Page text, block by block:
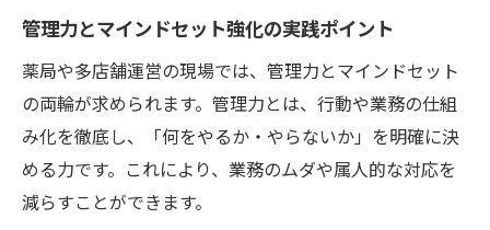
管理力とマインドセット強化の実践ポイント
薬局や多店舗運営の現場では、管理力とマインドセット
の両輪が求められます。管理力とは、行動や業務の仕組
み化を徹底し、「何をやるか・やらないか」を明確に決
める力です。これにより、業務のムダや属人的な対応を
減らすことができます。